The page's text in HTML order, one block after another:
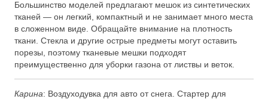
Большинство моделей предлагают мешок из синтетических
тканей — он легкий, компактный и не занимает много места
в сложенном виде. Обращайте внимание на плотность
ткани. Стекла и другие острые предметы могут оставить
порезы, поэтому тканевые мешки подходят
преимущественно для уборки газона от листвы и веток.
Карина: Воздуходувка для авто от снега. Стартер для